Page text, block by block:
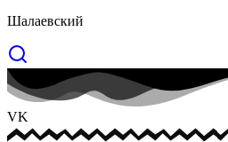
Шалаевский
VK